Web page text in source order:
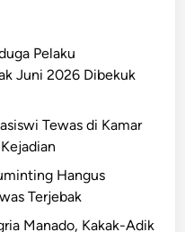
Pelaku
Juni 2026 Dibekuk
Tewas di Kamar
Hangus
Terjebak
Manado, Kakak-Adik